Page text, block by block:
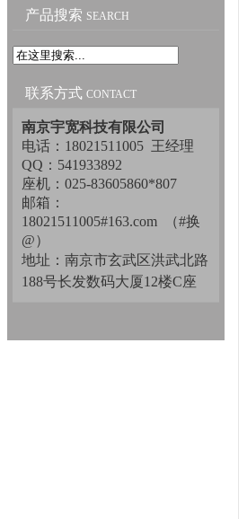
产品搜索 SEARCH
联系方式 CONTACT
南京宇宽科技有限公司
电话：18021511005 王经理
QQ：541933892
座机：025-83605860*807
邮箱：
18021511005#163.com （#换
@）
地址：南京市玄武区洪武北路
188号长发数码大厦12楼C座